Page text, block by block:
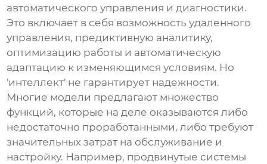
автоматического управления и диагностики.
Это включает в себя возможность удаленного
управления, предиктивную аналитику,
оптимизацию работы и автоматическую
адаптацию к изменяющимся условиям. Но
'интеллект' не гарантирует надежности.
Многие модели предлагают множество
функций, которые на деле оказываются либо
недостаточно проработанными, либо требуют
значительных затрат на обслуживание и
настройку. Например, продвинутые системы